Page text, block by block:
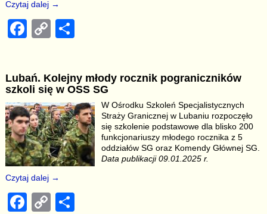
Czytaj dalej →
F
e
b
o
o
k
C
y
Li
n
k
S
e
Lubań. Kolejny młody rocznik pograniczników
szkoli się w OSS SG
W Ośrodku Szkoleń Specjalistycznych
Straży Granicznej w Lubaniu rozpoczęło
się szkolenie podstawowe dla blisko 200
funkcjonariuszy młodego rocznika z 5
oddziałów SG oraz Komendy Głównej SG.
Data publikacji 09.01.2025 r.
Czytaj dalej →
F
C